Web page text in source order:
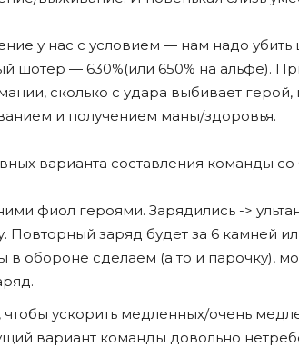
у нас с условием — нам надо убить
шотер — 630%(или 650% на альфе).
сколько с удара выбивает
и получением маны/здоровья.
варианта составления команды
фиол героями. Зарядились ->
Повторный заряд будет за 6 камней
в обороне сделаем (а то и парочку),
чтобы ускорить медленных/очень
вариант команды довольно